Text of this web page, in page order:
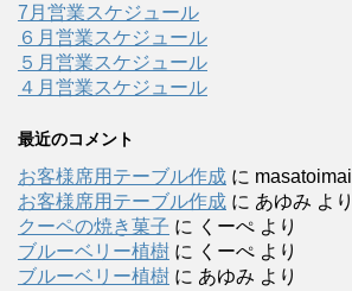
7月営業スケジュール
６月営業スケジュール
５月営業スケジュール
４月営業スケジュール
最近のコメント
お客様席用テーブル作成 に masatoimai
お客様席用テーブル作成 に あゆみ より
クーペの焼き菓子 に くーぺ より
ブルーベリー植樹 に くーぺ より
ブルーベリー植樹 に あゆみ より